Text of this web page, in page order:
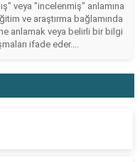
veya "incelenmiş" anlamına
ve araştırma bağlamında
anlamak veya belirli bir bilgi
ifade eder....